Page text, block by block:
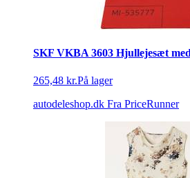
SKF VKBA 3603 Hjullejesæt
265,48 kr.På lager
autodeleshop.dk Fra PriceRunner